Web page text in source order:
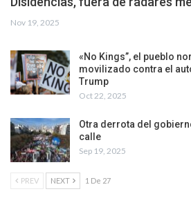
Nov 19, 2025
«No Kings”, el pueblo
movilizado contra el
Trump
Oct 22, 2025
Otra derrota del
calle
Sep 19, 2025
PREV NEXT 1 De 27